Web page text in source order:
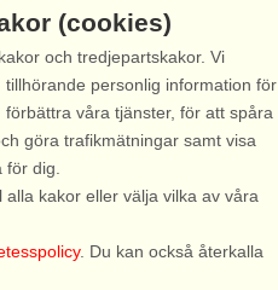
Stugnr: 9813
Hällestrand
8 personer, 130 m²
70 m till sjö/hav:.
Milsvid havsutsikt i soligt och
rofyllt läge Här hälsas ni
och familjevänlig miljö med
(cookies)
och tredjepartskakor. Vi
personlig information för
våra tjänster, för att spåra
göra trafikmätningar samt visa
dig.
kakor eller välja vilka av våra
. Du kan också återkalla